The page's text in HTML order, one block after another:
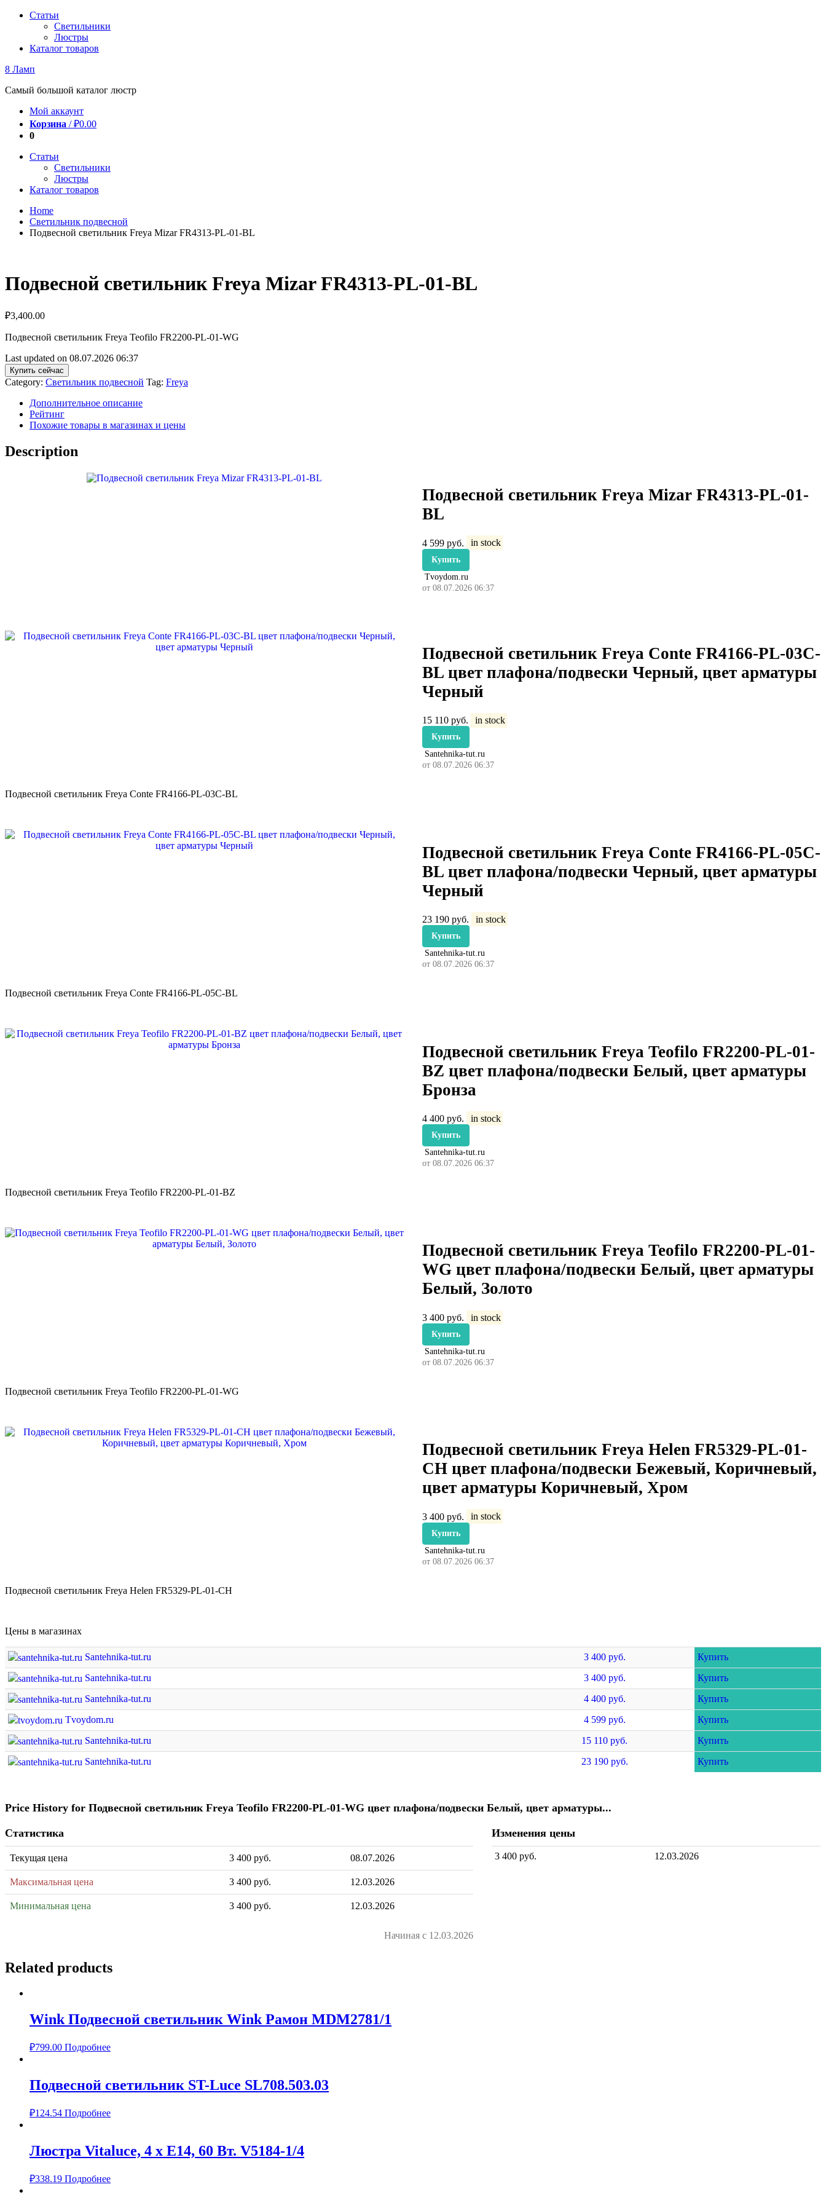
Перейти
содержимому
Статьи
Светильники
Люстры
Каталог товаров
8 Ламп
Самый большой каталог люстр
Мой аккаунт
Корзина /₽0.00
0
Статьи
Светильники
Люстры
Каталог товаров
Home
Светильник подвесной
Подвесной светильник Freya Mizar FR4313-PL-01-BL
Подвесной светильник Freya Mizar FR4313-PL-01-BL
₽3,400.00
Подвесной светильник Freya Teofilo FR2200-PL-01-WG
Last updated on 08.07.2026 06:37
Купить сейчас
Category: Светильник подвесной Tag: Freya
Дополнительное описание
Рейтинг
Похожие товары в магазинах и цены
Description
Подвесной светильник Freya Mizar FR4313-PL-01-
BL
4 599 руб. in stock
Купить
Tvoydom.ru
от 08.07.2026 06:37
Подвесной светильник Freya Conte FR4166-PL-03C-
BL цвет плафона/подвески Черный, цвет арматуры
Черный
15 110 руб. in stock
Купить
Santehnika-tut.ru
от 08.07.2026 06:37
Подвесной светильник Freya Conte FR4166-PL-03C-BL
Подвесной светильник Freya Conte FR4166-PL-05C-
BL цвет плафона/подвески Черный, цвет арматуры
Черный
23 190 руб. in stock
Купить
Santehnika-tut.ru
от 08.07.2026 06:37
Подвесной светильник Freya Conte FR4166-PL-05C-BL
Подвесной светильник Freya Teofilo FR2200-PL-01-
BZ цвет плафона/подвески Белый, цвет арматуры
Бронза
4 400 руб. in stock
Купить
Santehnika-tut.ru
от 08.07.2026 06:37
Подвесной светильник Freya Teofilo FR2200-PL-01-BZ
Подвесной светильник Freya Teofilo FR2200-PL-01-
WG цвет плафона/подвески Белый, цвет арматуры
Белый, Золото
3 400 руб. in stock
Купить
Santehnika-tut.ru
от 08.07.2026 06:37
Подвесной светильник Freya Teofilo FR2200-PL-01-WG
Подвесной светильник Freya Helen FR5329-PL-01-
CH цвет плафона/подвески Бежевый, Коричневый,
цвет арматуры Коричневый, Хром
3 400 руб. in stock
Купить
Santehnika-tut.ru
от 08.07.2026 06:37
Подвесной светильник Freya Helen FR5329-PL-01-CH
Цены в магазинах
Santehnika-tut.ru 3 400 руб.
Купить
Santehnika-tut.ru
3 400 руб.
Купить
Santehnika-tut.ru
4 400 руб.
Купить
Tvoydom.ru
4 599 руб.
Купить
Santehnika-tut.ru
15 110 руб.
Купить
Santehnika-tut.ru
23 190 руб. Купить
Price History for Подвесной светильник Freya Teofilo FR2200-PL-01-WG цвет плафона/подвески Белый, цвет арматуры...
Статистика
Текущая цена 3 400 руб. 08.07.2026
Максимальная цена 3 400 руб. 12.03.2026
Минимальная цена 3 400 руб. 12.03.2026
Начиная с 12.03.2026
Изменения цены
3 400 руб. 12.03.2026
Related products
Wink Подвесной светильник Wink Рамон MDM2781/1
₽799.00 Подробнее
Подвесной светильник ST-Luce SL708.503.03
₽124.54 Подробнее
Люстра Vitaluce, 4 х Е14, 60 Вт. V5184-1/4
₽338.19 Подробнее